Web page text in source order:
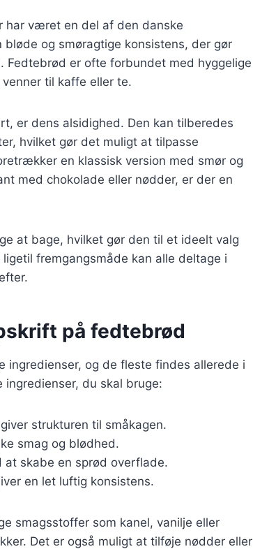
har været en del af den danske
og smøragtige konsistens, der gør
er ofte forbundet med hyggelige
til kaffe eller te.
er dens alsidighed. Den kan tilberedes
hvilket gør det muligt at tilpasse
en klassisk version med smør og
med chokolade eller nødder, er der en
at bage, hvilket gør den til et ideelt valg
fremgangsmåde kan alle deltage i
på fedtebrød
og de fleste findes allerede i
du skal bruge:
strukturen til småkagen.
smag og blødhed.
skabe en sprød overflade.
en let luftig konsistens.
smagsstoffer som kanel, vanilje eller
Det er også muligt at tilføje nødder eller